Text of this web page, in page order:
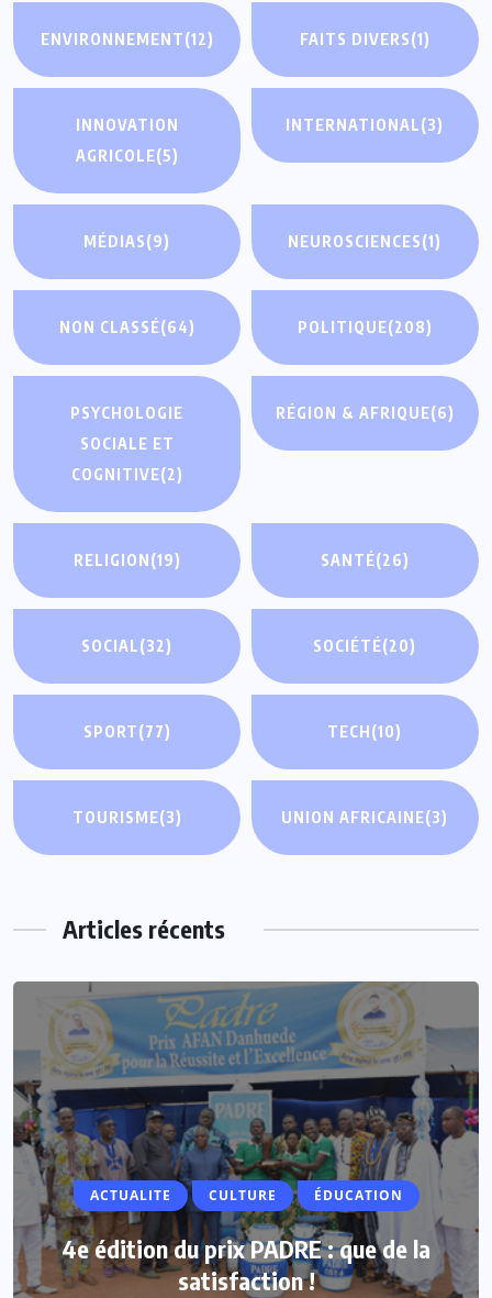
ENVIRONNEMENT(12) FAITS DIVERS(1)
INNOVATION
AGRICOLE(5)
INTERNATIONAL(3)
MÉDIAS(9) NEUROSCIENCES(1)
NON CLASSÉ(64) POLITIQUE(208)
PSYCHOLOGIE
SOCIALE ET
COGNITIVE(2)
RÉGION & AFRIQUE(6)
RELIGION(19) SANTÉ(26)
SOCIAL(32) SOCIÉTÉ(20)
SPORT(77) TECH(10)
TOURISME(3) UNION AFRICAINE(3)
Articles récents
ACTUALITE CULTURE ÉDUCATION
4e édition du prix PADRE : que de la
satisfaction !
ACTUALITE
Vacances parlementaires : les députés
renforcent leur proximité avec les
populations